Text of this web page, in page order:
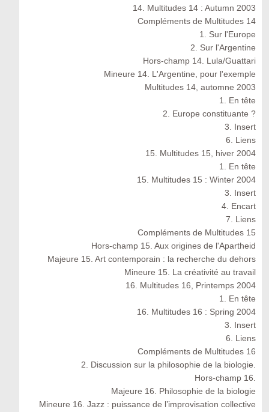
14. Multitudes 14 : Autumn 2003
Compléments de Multitudes 14
1. Sur l'Europe
2. Sur l'Argentine
Hors-champ 14. Lula/Guattari
Mineure 14. L'Argentine, pour l'exemple
Multitudes 14, automne 2003
1. En tête
2. Europe constituante ?
3. Insert
6. Liens
15. Multitudes 15, hiver 2004
1. En tête
15. Multitudes 15 : Winter 2004
3. Insert
4. Encart
7. Liens
Compléments de Multitudes 15
Hors-champ 15. Aux origines de l'Apartheid
Majeure 15. Art contemporain : la recherche du dehors
Mineure 15. La créativité au travail
16. Multitudes 16, Printemps 2004
1. En tête
16. Multitudes 16 : Spring 2004
3. Insert
6. Liens
Compléments de Multitudes 16
2. Discussion sur la philosophie de la biologie.
Hors-champ 16.
Majeure 16. Philosophie de la biologie
Mineure 16. Jazz : puissance de l’improvisation collective